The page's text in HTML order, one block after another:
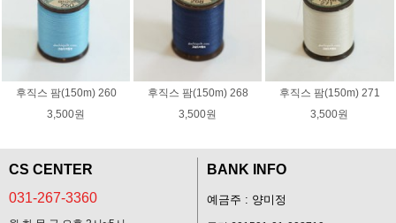
후직스 팜(150m) 260
3,500원
후직스 팜(150m) 268
3,500원
후직스 팜(150m) 271
3,500원
CS CENTER
031-267-3360
BANK INFO
예금주 : 양미정